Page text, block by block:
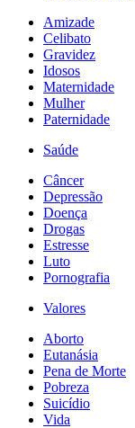
Amizade
Celibato
Gravidez
Idosos
Maternidade
Mulher
Paternidade
Saúde
Câncer
Depressão
Doença
Drogas
Estresse
Luto
Pornografia
Valores
Aborto
Eutanásia
Pena de Morte
Pobreza
Suicídio
Vida